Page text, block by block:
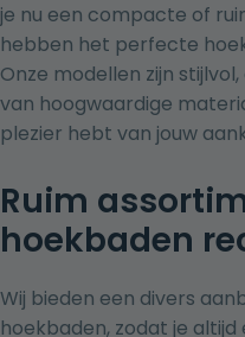
je nu een compacte of
hebben het perfecte
Onze modellen zijn
van hoogwaardige
plezier hebt van jouw
Ruim
hoekbaden
Wij bieden een divers
hoekbaden, zodat je